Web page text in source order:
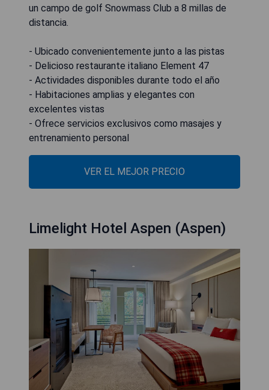
un campo de golf Snowmass Club a 8 millas de
distancia.
- Ubicado convenientemente junto a las pistas
- Delicioso restaurante italiano Element 47
- Actividades disponibles durante todo el año
- Habitaciones amplias y elegantes con
excelentes vistas
- Ofrece servicios exclusivos como masajes y
entrenamiento personal
VER EL MEJOR PRECIO
Limelight Hotel Aspen (Aspen)